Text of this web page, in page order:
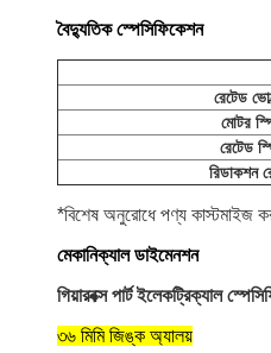
বৈদ্যুতিক স্পেসিফিকেশন
রেটেড
মোটর
রেটেড
রিডাকশন
*বিশেষ অনুরোধে পণ্য কাস্টমাইজ
মেকানিক্যাল ডাইমেনশন
গিয়ারবক্স পার্ট ইলেকট্রিক্যাল
৩৬ মিমি জিঙ্ক অ্যালয়